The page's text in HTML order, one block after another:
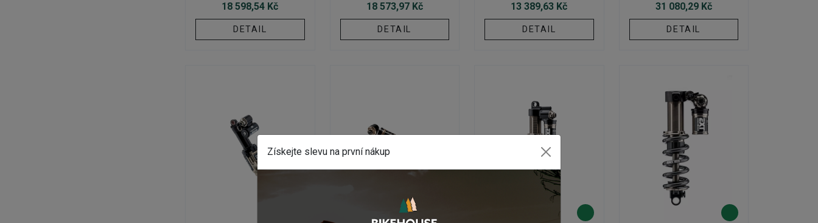
18 598,54 Kč
DETAIL
18 573,97 Kč
DETAIL
13 389,63 Kč
DETAIL
31 080,29 Kč
DETAIL
Získejte slevu na první nákup